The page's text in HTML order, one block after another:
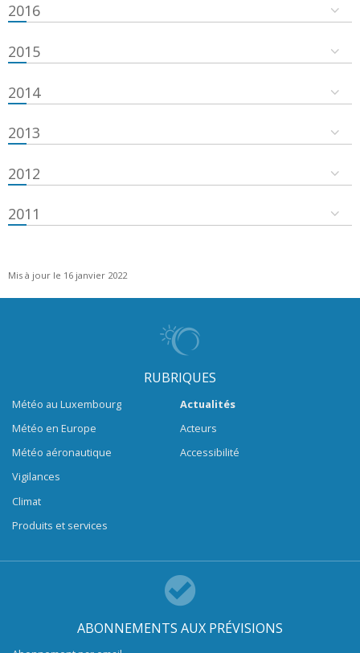
2016
2015
2014
2013
2012
2011
Mis à jour le 16 janvier 2022
RUBRIQUES
Météo au Luxembourg
Météo en Europe
Météo aéronautique
Vigilances
Climat
Produits et services
Actualités
Acteurs
Accessibilité
ABONNEMENTS AUX PRÉVISIONS